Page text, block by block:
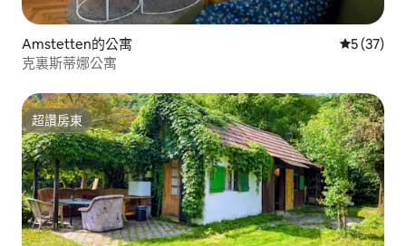
Amstetten的公寓 從 37 則評
5 (37)
克裏斯蒂娜公寓
超讚房東
超讚房東